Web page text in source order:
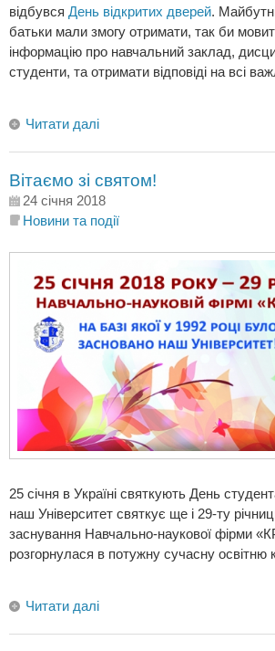
відбувся День відкритих дверей. Майбутні
батьки мали змогу отримати, так би
інформацію про навчальний заклад,
студенти, та отримати відповіді на всі
Читати далі
Вітаємо зі святом!
24 січня 2018
Новини та події
25 січня в Україні святкують День
наш Університет святкує ще і 29-ту
заснування Навчально-наукової фірми
розгорнулася в потужну сучасну освітню
Читати далі